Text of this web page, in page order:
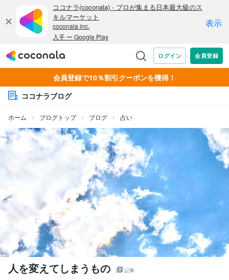
会員登録で10％割引クーポンを獲得！
ココナラブログ
ホーム ブログトップ ブログ 占い
人を変えてしまうもの 記事